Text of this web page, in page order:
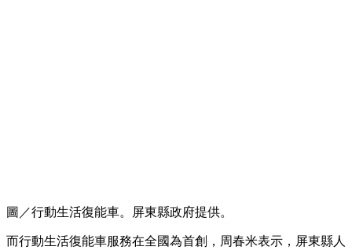
圖／行動生活復能車。屏東縣政府提供。
而行動生活復能車服務在全國為首創，周春米表示，屏東縣人